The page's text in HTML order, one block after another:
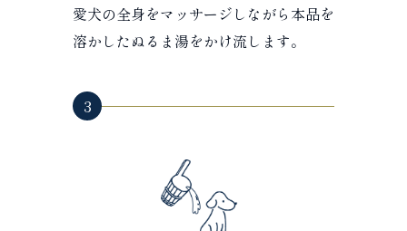
愛犬の全身をマッサージしながら本品を
溶かしたぬるま湯をかけ流します。
3